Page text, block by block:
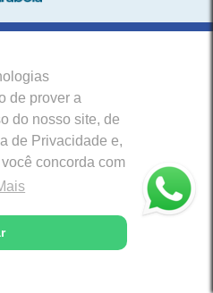
de prover a
do nosso site, de
de Privacidade e,
concorda com